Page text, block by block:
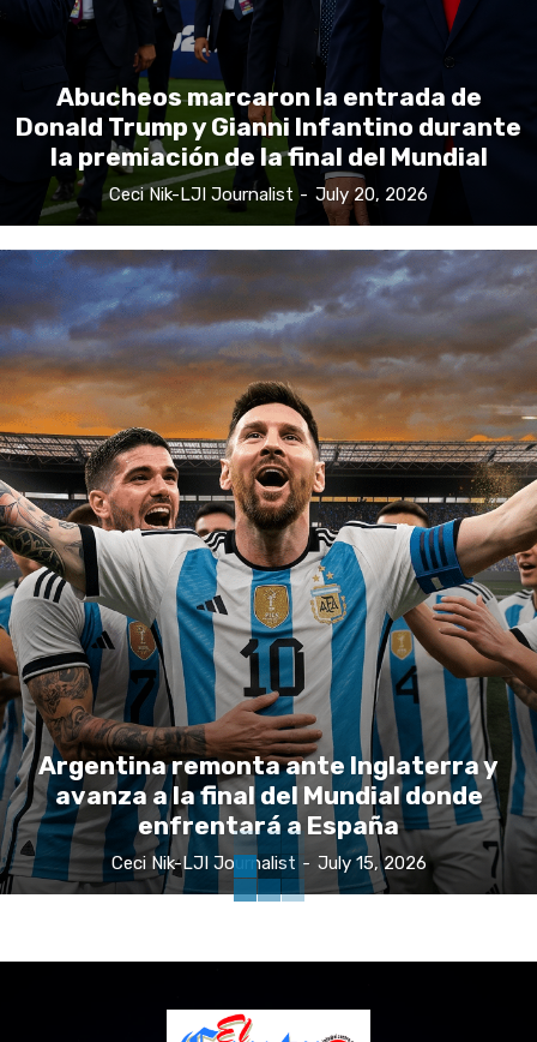
Abucheos marcaron la entrada de
Donald Trump y Gianni Infantino durante
la premiación de la final del Mundial
Ceci Nik-LJI Journalist - July 20, 2026
Argentina remonta ante Inglaterra y
avanza a la final del Mundial donde
enfrentará a España
Ceci Nik-LJI Journalist - July 15, 2026